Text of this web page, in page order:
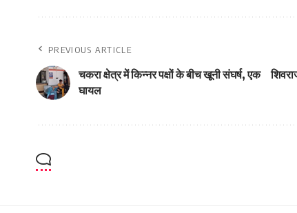
PREVIOUS ARTICLE
चकरा क्षेत्र में किन्नर पक्षों के बीच खूनी संघर्ष, एक
घायल